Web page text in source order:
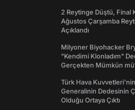
2 Reytinge Düştü, Final
Ağustos Çarşamba
Açıklandı
Milyoner Biyohacker
"Kendimi Klonladım"
Gerçekten Mümkün
Türk Hava Kuvvetleri'nin
Generalinin Dedesinin
Olduğu Ortaya Çıktı